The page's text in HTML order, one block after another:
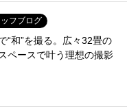
フブログ
“和”を撮る。広々32畳の
ペースで叶う理想の撮影